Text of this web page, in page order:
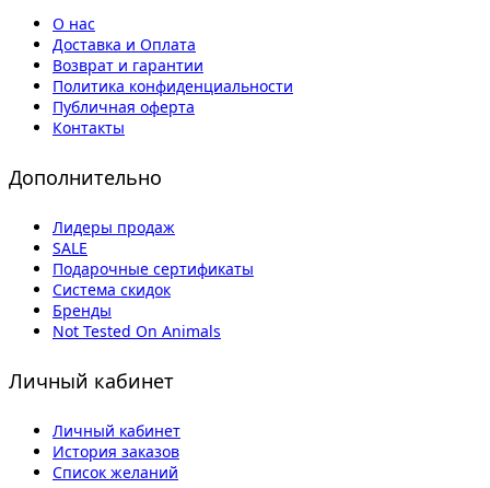
О нас
Доставка и Оплата
Возврат и гарантии
Политика конфиденциальности
Публичная оферта
Контакты
Дополнительно
Лидеры продаж
SALE
Подарочные сертификаты
Система скидок
Бренды
Not Tested On Animals
Личный кабинет
Личный кабинет
История заказов
Список желаний